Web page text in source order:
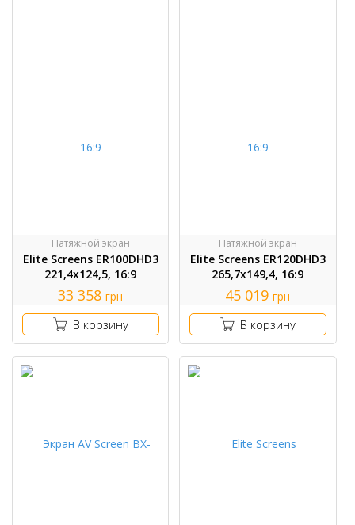
Натяжной экран
Elite Screens ER100DHD3
221,4x124,5, 16:9
33 358 грн
В корзину
Натяжной экран
Elite Screens ER120DHD3
265,7x149,4, 16:9
45 019 грн
В корзину